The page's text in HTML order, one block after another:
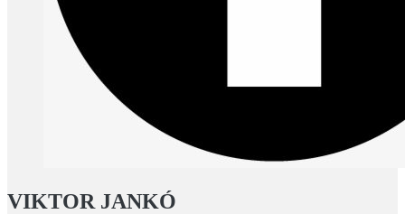
VIKTOR JANKÓ